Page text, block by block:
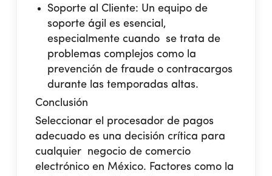
Soporte al Cliente: Un equipo de
soporte ágil es esencial,
especialmente cuando se trata de
problemas complejos como la
prevención de fraude o contracargos
durante las temporadas altas.
Conclusión
Seleccionar el procesador de pagos
adecuado es una decisión crítica para
cualquier negocio de comercio
electrónico en México. Factores como la